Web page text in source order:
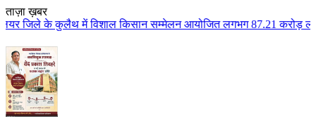
ताज़ा ख़बर
किसान सम्मेलन आयोजित लगभग 87.21 करोड़ लागत के 41 विकास